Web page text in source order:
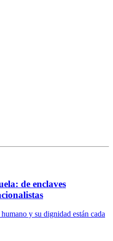
de enclaves
y su dignidad están cada